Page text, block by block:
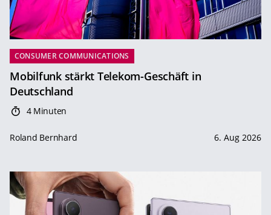
CONSUMER COMMUNICATIONS
Mobilfunk stärkt Telekom-Geschäft in
Deutschland
4 Minuten
Roland Bernhard 6. Aug 2026